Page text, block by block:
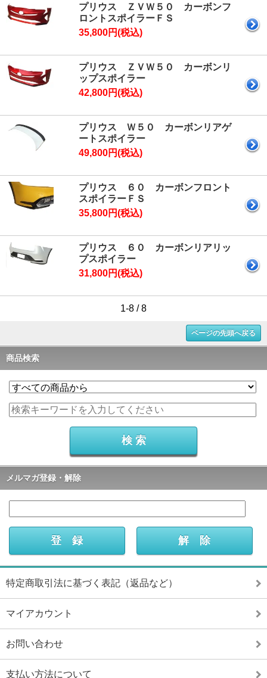
プリウス ＺＶＷ５０ カーボンフ
ロントスポイラーＦＳ
35,800円(税込)
プリウス ＺＶＷ５０ カーボンリ
ップスポイラー
42,800円(税込)
プリウス Ｗ５０ カーボンリアゲ
ートスポイラー
49,800円(税込)
プリウス ６０ カーボンフロント
スポイラーＦＳ
35,800円(税込)
プリウス ６０ カーボンリアリッ
プスポイラー
31,800円(税込)
1-8 / 8
ページの先頭へ戻る
商品検索
メルマガ登録・解除
特定商取引法に基づく表記（返品など）
マイアカウント
お問い合わせ
支払い方法について